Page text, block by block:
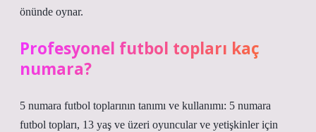
önünde oynar.
Profesyonel futbol topları kaç
numara?
5 numara futbol toplarının tanımı ve kullanımı: 5 numara
futbol topları, 13 yaş ve üzeri oyuncular ve yetişkinler için